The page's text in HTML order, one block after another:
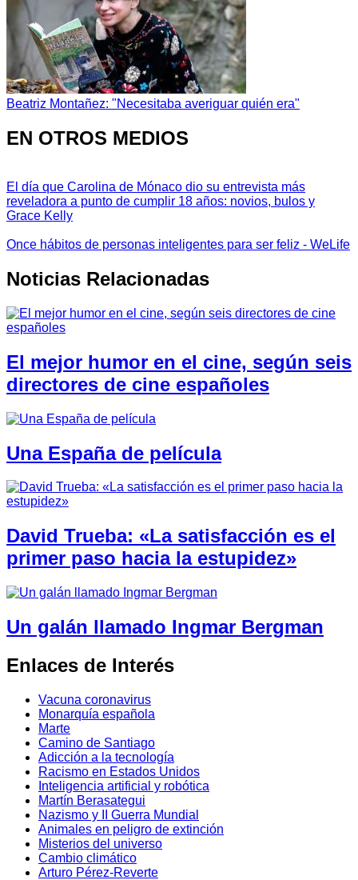
Beatriz Montañez: "Necesitaba averiguar quién era"
EN OTROS MEDIOS
El día que Carolina de Mónaco dio su entrevista más
reveladora a punto de cumplir 18 años: novios, bulos y
Grace Kelly
Once hábitos de personas inteligentes para ser feliz - WeLife
Noticias Relacionadas
El mejor humor en el cine, según seis
directores de cine españoles
Una España de película
David Trueba: «La satisfacción es el
primer paso hacia la estupidez»
Un galán llamado Ingmar Bergman
Enlaces de Interés
Vacuna coronavirus
Monarquía española
Marte
Camino de Santiago
Adicción a la tecnología
Racismo en Estados Unidos
Inteligencia artificial y robótica
Martín Berasategui
Nazismo y II Guerra Mundial
Animales en peligro de extinción
Misterios del universo
Cambio climático
Arturo Pérez-Reverte